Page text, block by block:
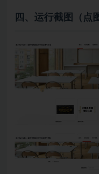
四、 运行截图（点